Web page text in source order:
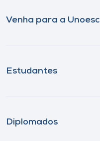
Venha para a Unoesc
Estudantes
Diplomados